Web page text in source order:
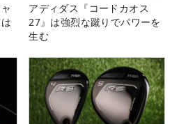
アディダス『コードカオス
27』は強烈な蹴りでパワーを
生む